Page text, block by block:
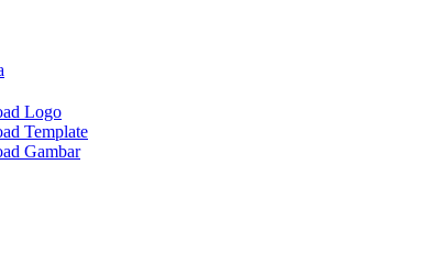
Logo
Template
Gambar